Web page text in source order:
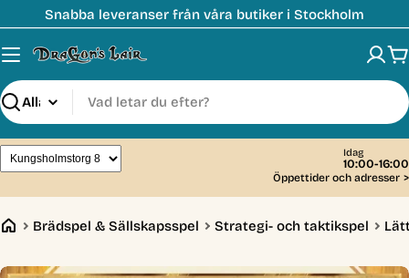
till
innehåll
Snabba leveranser från våra butiker i Stockholm
Sök
Idag
10:00-16:00
Öppettider och adresser >
Brädspel & Sällskapsspel Strategi- och taktikspel